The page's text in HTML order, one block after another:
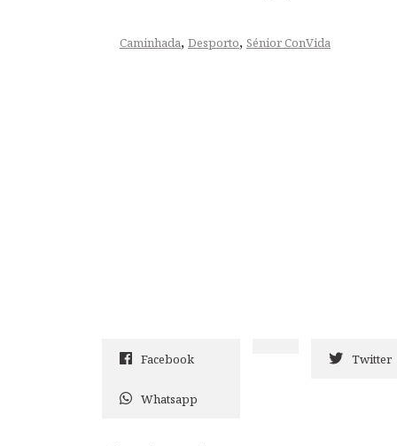
Caminhada, Desporto, Sénior ConVida
Facebook Twitter
Whatsapp